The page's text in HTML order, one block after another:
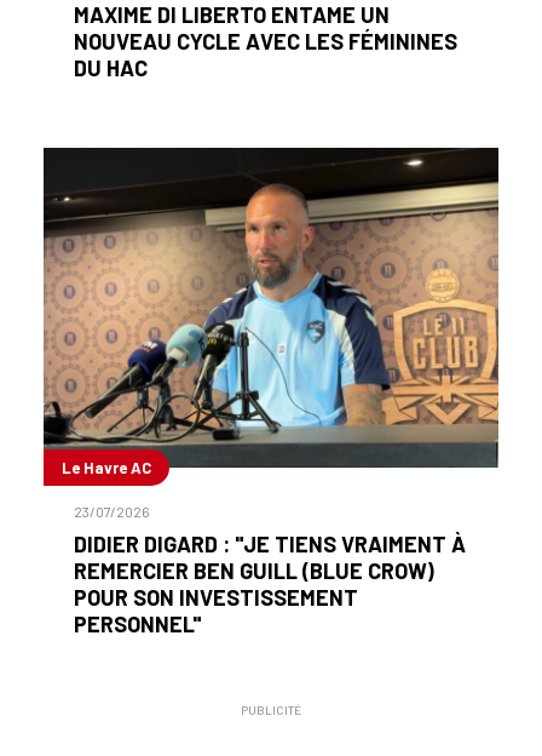
MAXIME DI LIBERTO ENTAME UN
NOUVEAU CYCLE AVEC LES FÉMININES
DU HAC
Le Havre AC
23/07/2026
DIDIER DIGARD : "JE TIENS VRAIMENT À
REMERCIER BEN GUILL (BLUE CROW)
POUR SON INVESTISSEMENT
PERSONNEL"
PUBLICITÉ